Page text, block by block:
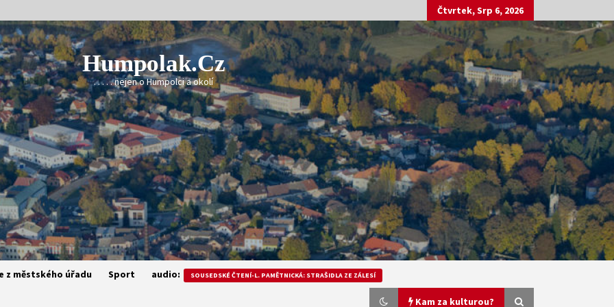
Čtvrtek, Srp 6, 2026
Humpolak.cz
. . . . . nejen o Humpolci a okolí
z městského úřadu Sport audio: SOUSEDSKÉ ČTENÍ-L. PAMĚTNICKÁ: STRAŠIDLA ZE ZÁLESÍ
Kam za kulturou?